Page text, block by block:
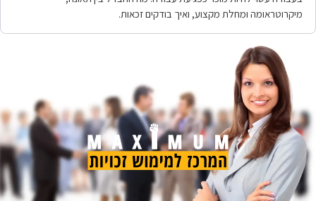
מיקרוטראומה ומחלת מקצוע, ואיך בודקים זכאות.